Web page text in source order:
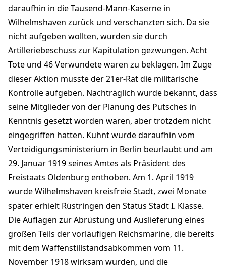
daraufhin in die Tausend-Mann-Kaserne in
Wilhelmshaven zurück und verschanzten sich. Da sie
nicht aufgeben wollten, wurden sie durch
Artilleriebeschuss zur Kapitulation gezwungen. Acht
Tote und 46 Verwundete waren zu beklagen. Im Zuge
dieser Aktion musste der 21er-Rat die militärische
Kontrolle aufgeben. Nachträglich wurde bekannt, dass
seine Mitglieder von der Planung des Putsches in
Kenntnis gesetzt worden waren, aber trotzdem nicht
eingegriffen hatten. Kuhnt wurde daraufhin vom
Verteidigungsministerium in Berlin beurlaubt und am
29. Januar 1919 seines Amtes als Präsident des
Freistaats Oldenburg enthoben. Am 1. April 1919
wurde Wilhelmshaven kreisfreie Stadt, zwei Monate
später erhielt Rüstringen den Status Stadt I. Klasse.
Die Auflagen zur Abrüstung und Auslieferung eines
großen Teils der vorläufigen Reichsmarine, die bereits
mit dem Waffenstillstandsabkommen vom 11.
November 1918 wirksam wurden, und die